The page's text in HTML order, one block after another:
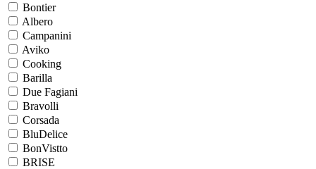
Bontier
Albero
Campanini
Aviko
Cooking
Barilla
Due Fagiani
Bravolli
Corsada
BluDelice
BonVistto
BRISE